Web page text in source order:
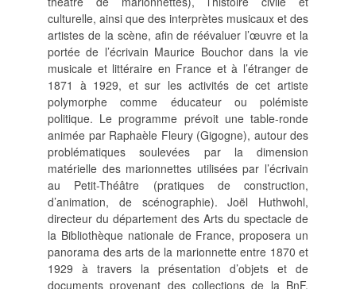
SUIVRE LA RMO
mailchimpfacebook
x instagram
google linkedinyoutube
culturelle, ainsi que des interprètes musicaux et des
artistes de la scène, afin de réévaluer l’œuvre et la
portée de l’écrivain Maurice Bouchor dans la vie
musicale et littéraire en France et à l’étranger de
1871 à 1929, et sur les activités de cet artiste
polymorphe comme éducateur ou polémiste
politique. Le programme prévoit une table-ronde
animée par Raphaèle Fleury (Gigogne), autour des
problématiques soulevées par la dimension
matérielle des marionnettes utilisées par l’écrivain
au Petit-Théâtre (pratiques de construction,
d’animation, de scénographie). Joël Huthwohl,
directeur du département des Arts du spectacle de
la Bibliothèque nationale de France, proposera un
panorama des arts de la marionnette entre 1870 et
1929 à travers la présentation d’objets et de
documents provenant des collections de la BnF.